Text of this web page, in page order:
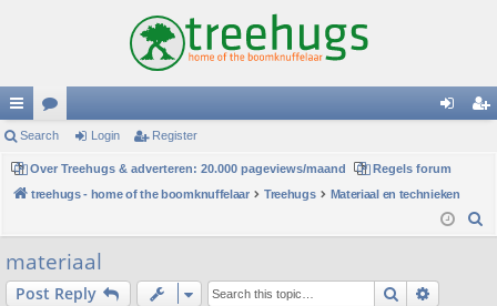
ui
ck
lin
ks
or
u
m
s
in
Search Login Register
Over Treehugs & adverteren: 20.000 pageviews/maand
Regels forum
treehugs - home of the boomknuffelaar
Treehugs
Materiaal en technieken
materiaal
Post Reply Search